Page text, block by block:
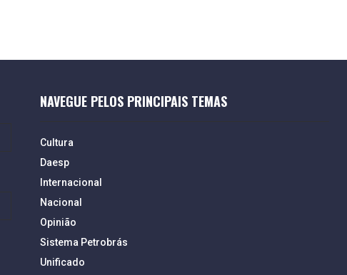
NAVEGUE PELOS PRINCIPAIS TEMAS
Cultura
Daesp
Internacional
Nacional
Opinião
Sistema Petrobrás
Unificado